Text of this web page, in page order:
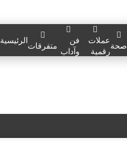
صحةعملات
رقمية
فن
وآداب متفرقاتالرئيسية